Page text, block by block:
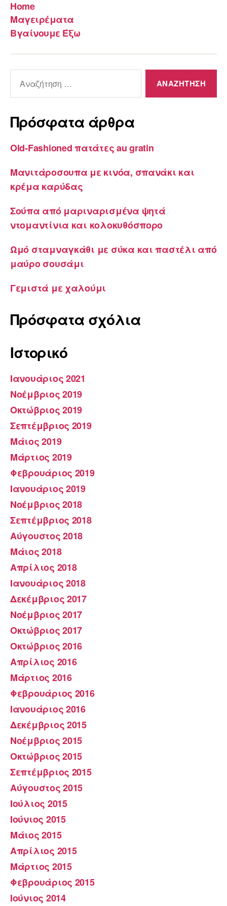
Home
Μαγειρέματα
Βγαίνουμε Έξω
για:
Πρόσφατα άρθρα
Old-Fashioned πατάτες au gratin
Μανιτάροσουπα με κινόα, σπανάκι και
κρέμα καρύδας
Σούπα από μαριναρισμένα ψητά
ντομαντίνια και κολοκυθόσπορο
Ωμό σταμναγκάθι με σύκα και παστέλι από
μαύρο σουσάμι
Γεμιστά με χαλούμι
Πρόσφατα σχόλια
Ιστορικό
Ιανουάριος 2021
Νοέμβριος 2019
Οκτώβριος 2019
Σεπτέμβριος 2019
Μάιος 2019
Μάρτιος 2019
Φεβρουάριος 2019
Ιανουάριος 2019
Νοέμβριος 2018
Σεπτέμβριος 2018
Αύγουστος 2018
Μάιος 2018
Απρίλιος 2018
Ιανουάριος 2018
Δεκέμβριος 2017
Νοέμβριος 2017
Οκτώβριος 2017
Οκτώβριος 2016
Απρίλιος 2016
Μάρτιος 2016
Φεβρουάριος 2016
Ιανουάριος 2016
Δεκέμβριος 2015
Νοέμβριος 2015
Οκτώβριος 2015
Σεπτέμβριος 2015
Αύγουστος 2015
Ιούλιος 2015
Ιούνιος 2015
Μάιος 2015
Απρίλιος 2015
Μάρτιος 2015
Φεβρουάριος 2015
Ιούνιος 2014